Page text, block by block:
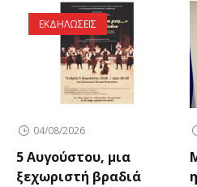
ΕΚΔΗΛΩΣΕΙΣ
04/08/2026
5 Αυγούστου, μια
ξεχωριστή βραδιά